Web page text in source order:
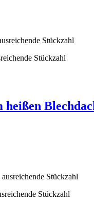
Stückzahl
heißen
Stückzahl